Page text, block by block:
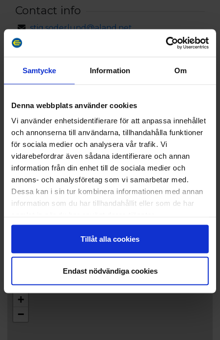
Samtycke Information Om
Denna webbplats använder cookies
Vi använder enhetsidentifierare för att anpassa innehållet
och annonserna till användarna, tillhandahålla funktioner
för sociala medier och analysera vår trafik. Vi
vidarebefordrar även sådana identifierare och annan
information från din enhet till de sociala medier och
annons- och analysföretag som vi samarbetar med.
Dessa kan i sin tur kombinera informationen med annan
information som du har tillhandahållit eller som de har
Tillåt alla cookies
Endast nödvändiga cookies
Contact info
stig.soderlund@aland.net
Attributes
Directions
From Mariehamn: Road 4 to Geta approx. 25 km.
Turn left at small sign Lillhop Stugor, drive 200 m
right side. From Eckerö: Road 1 to Mariehamn
approx.18,5 km. Turn left at Gölby, drive 11 km then
host in good time to agree on arrival time and key
exchange/transfer. Phone number is
+3584573135340
+
−